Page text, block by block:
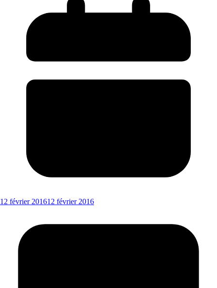
12 février 201612 février 2016